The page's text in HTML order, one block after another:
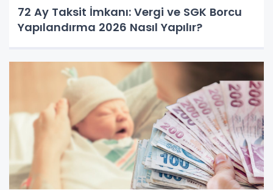
72 Ay Taksit İmkanı: Vergi ve SGK Borcu
Yapılandırma 2026 Nasıl Yapılır?